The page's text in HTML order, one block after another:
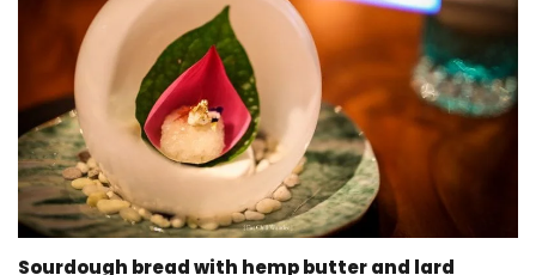
Sourdough bread with hemp butter and lard